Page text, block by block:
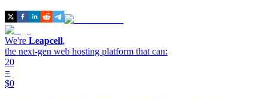
We're Leapcell,
the next-gen web hosting platform that can:
20
=
$0